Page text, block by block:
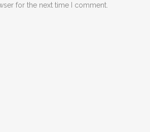
for the next time I comment.